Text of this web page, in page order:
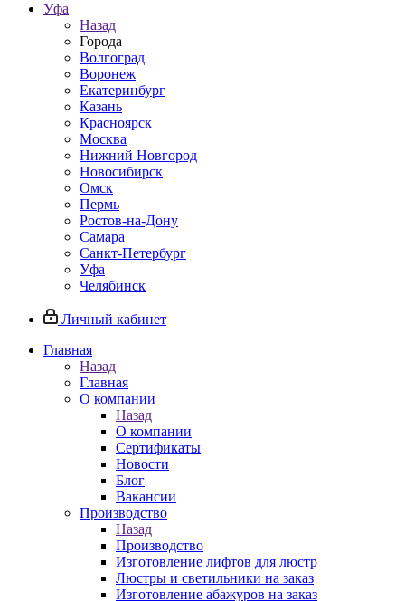
Уфа
Назад
Города
Волгоград
Воронеж
Екатеринбург
Казань
Красноярск
Москва
Нижний Новгород
Новосибирск
Омск
Пермь
Ростов-на-Дону
Самара
Санкт-Петербург
Уфа
Челябинск
Личный кабинет
Главная
Назад
Главная
О компании
Назад
О компании
Сертификаты
Новости
Блог
Вакансии
Производство
Назад
Производство
Изготовление лифтов для люстр
Люстры и светильники на заказ
Изготовление абажуров на заказ